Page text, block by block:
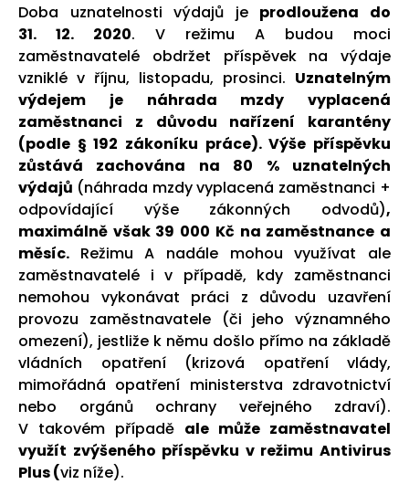
Doba uznatelnosti výdajů je prodloužena do
31. 12. 2020. V režimu A budou moci
zaměstnavatelé obdržet příspěvek na výdaje
vzniklé v říjnu, listopadu, prosinci. Uznatelným
výdejem je náhrada mzdy vyplacená
zaměstnanci z důvodu nařízení karantény
(podle § 192 zákoníku práce).Výše příspěvku
zůstává zachována na 80 % uznatelných
výdajů (náhrada mzdy vyplacená zaměstnanci +
odpovídající výše zákonných odvodů),
maximálně však 39 000 Kč na zaměstnance a
měsíc. Režimu A nadále mohou využívat ale
zaměstnavatelé i v případě, kdy zaměstnanci
nemohou vykonávat práci z důvodu uzavření
provozu zaměstnavatele (či jeho významného
omezení), jestliže k němu došlo přímo na základě
vládních opatření (krizová opatření vlády,
mimořádná opatření ministerstva zdravotnictví
nebo orgánů ochrany veřejného zdraví).
V takovém případě ale může zaměstnavatel
využít zvýšeného příspěvku v režimu Antivirus
Plus (viz níže).